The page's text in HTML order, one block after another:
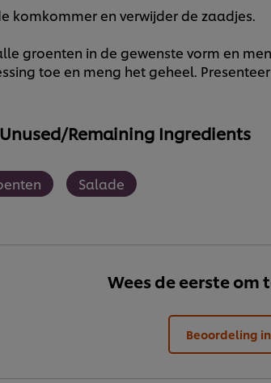
komkommer en verwijder de zaadjes.
groenten in de gewenste vorm en
toe en meng het geheel.
Unused/Remaining Ingredients
Salade
Wees de eerste om
Beoordeling